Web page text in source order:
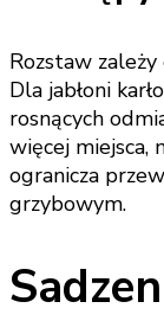
Rozstaw
Dla jabłoni
rosnących
więcej miejsca,
ogranicza
grzybowym.